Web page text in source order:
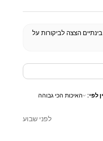
בינתיים הצצה לביקורות על
לפי:
לפני שבוע